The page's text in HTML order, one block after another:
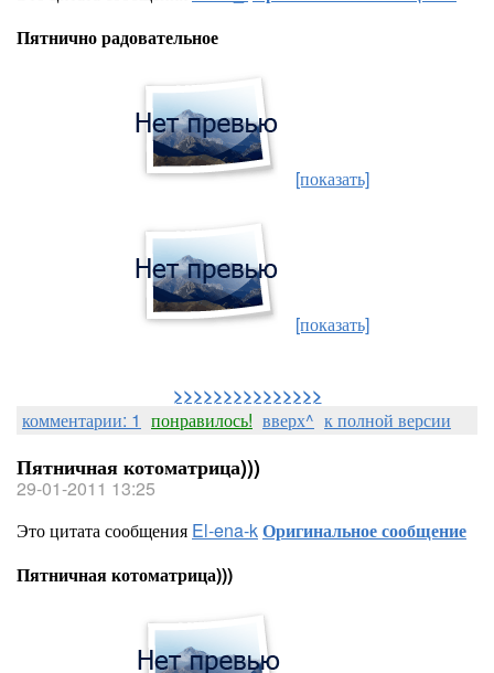
Пятнично радовательное
[показать]
[показать]
>>>>>>>>>>>>>>>
комментарии: 1 понравилось! вверх^ к полной версии
Пятничная котоматрица)))
29-01-2011 13:25
Это цитата сообщения El-ena-kОригинальное сообщение
Пятничная котоматрица)))